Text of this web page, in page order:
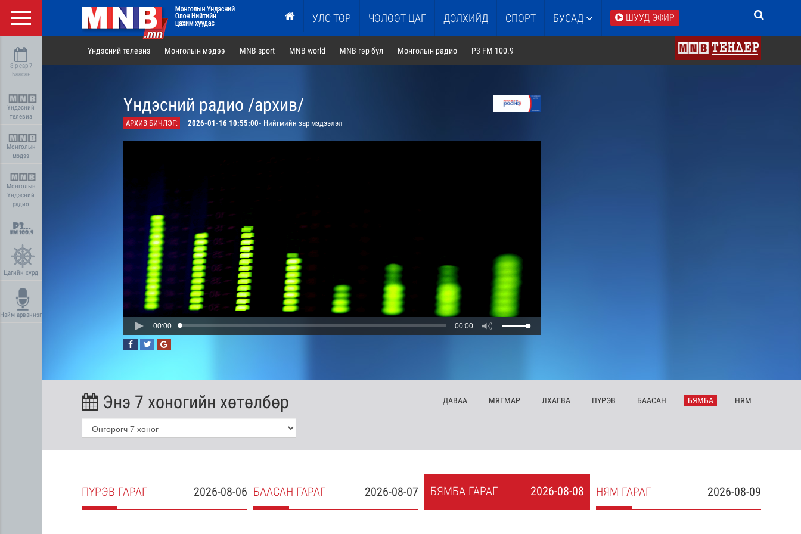
УЛС ТӨР ЧӨЛӨӨТ ЦАГ ДЭЛХИЙД СПОРТ БУСАД ШУУД ЭФИР
8-р сар 7
Баасан
Үндэсний
телевиз
Монголын
мэдээ
Монголын
Үндэсний
радио
Цагийн хүрд
Найм арваннэг
Үндэсний телевиз Монголын мэдээ MNB sport MNB world MNB гэр бүл Монголын радио P3 FM 100.9
Үндэсний радио /архив/
АРХИВ БИЧЛЭГ: 2026-01-16 10:55:00- Нийгмийн зар мэдээлэл
00:00 00:00
Энэ 7 хоногийн хөтөлбөр ДАВАА МЯГМАР ЛХАГВА ПҮРЭВ БААСАН БЯМБА НЯМ
2026-08-06
ПҮРЭВ ГАРАГ 2026-08-07
БААСАН ГАРАГ 2026-08-08
БЯМБА ГАРАГ 2026-08-09
НЯМ ГАРАГ